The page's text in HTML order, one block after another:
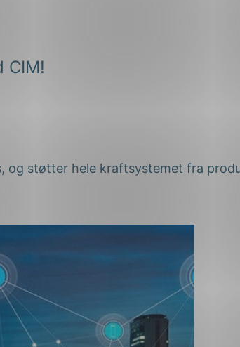
CIM!
og støtter hele kraftsystemet fra